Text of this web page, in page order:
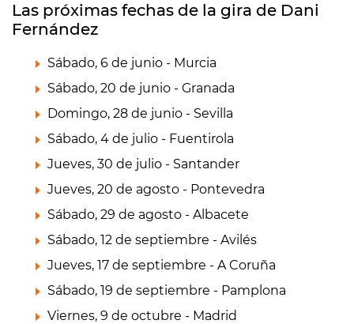
Las próximas fechas de la gira de Dani
Fernández
Sábado, 6 de junio - Murcia
Sábado, 20 de junio - Granada
Domingo, 28 de junio - Sevilla
Sábado, 4 de julio - Fuentirola
Jueves, 30 de julio - Santander
Jueves, 20 de agosto - Pontevedra
Sábado, 29 de agosto - Albacete
Sábado, 12 de septiembre - Avilés
Jueves, 17 de septiembre - A Coruña
Sábado, 19 de septiembre - Pamplona
Viernes, 9 de octubre - Madrid